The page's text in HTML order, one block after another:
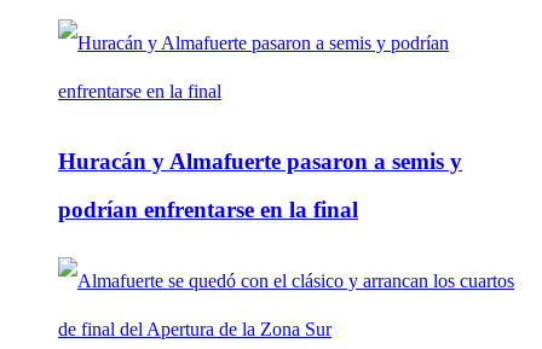
Huracán y Almafuerte pasaron a semis y
podrían enfrentarse en la final